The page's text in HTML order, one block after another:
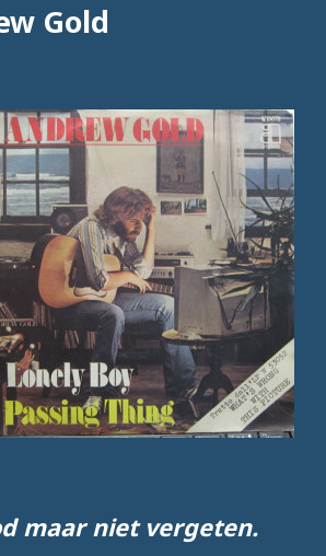
Gold
maar niet vergeten.